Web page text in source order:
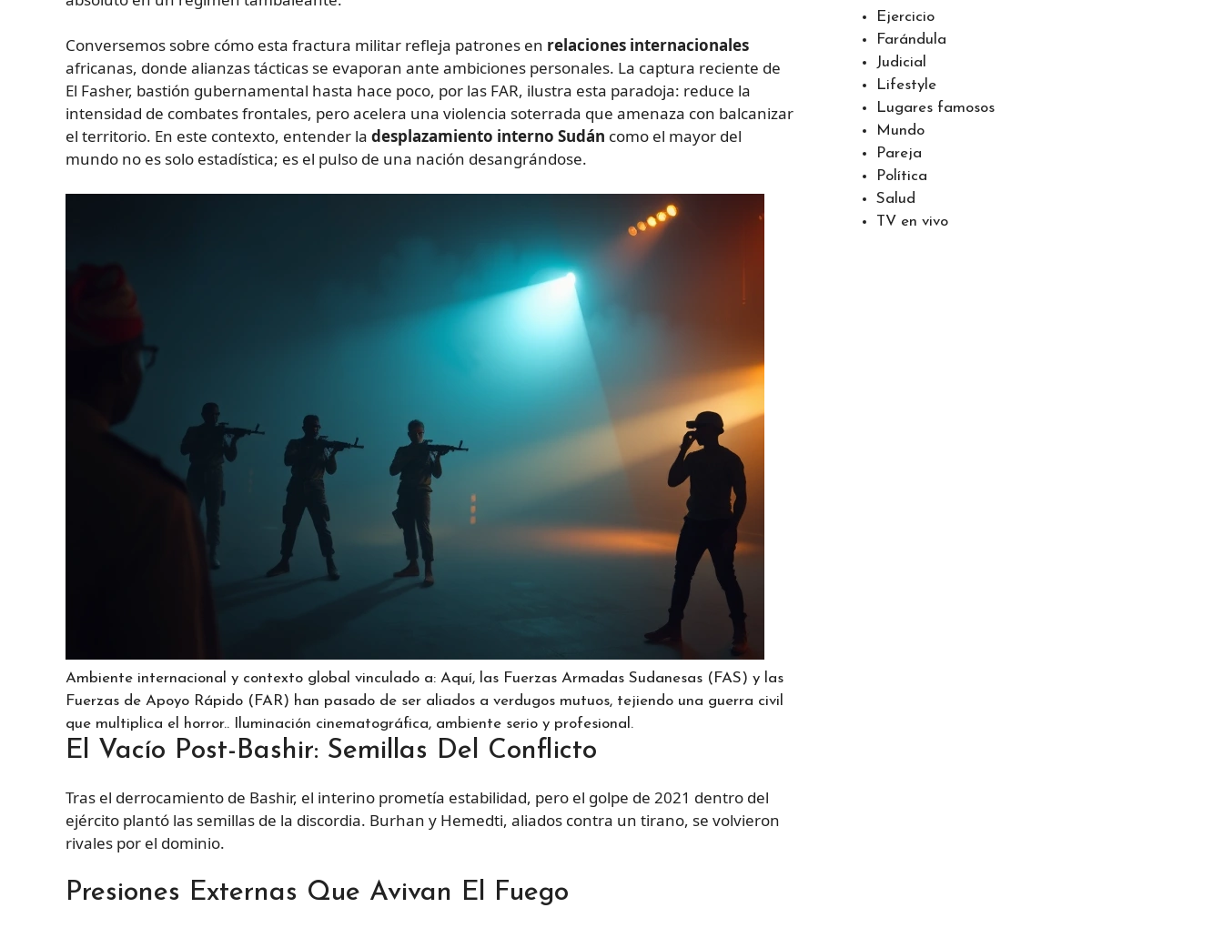
Conversemos sobre cómo esta fractura militar refleja patrones en relaciones internacionales
africanas, donde alianzas tácticas se evaporan ante ambiciones personales. La captura reciente de
El Fasher, bastión gubernamental hasta hace poco, por las FAR, ilustra esta paradoja: reduce la
intensidad de combates frontales, pero acelera una violencia soterrada que amenaza con balcanizar
el territorio. En este contexto, entender la desplazamiento interno Sudán como el mayor del
mundo no es solo estadística; es el pulso de una nación desangrándose.
Ambiente internacional y contexto global vinculado a: Aquí, las Fuerzas Armadas Sudanesas (FAS) y las
Fuerzas de Apoyo Rápido (FAR) han pasado de ser aliados a verdugos mutuos, tejiendo una guerra civil
que multiplica el horror.. Iluminación cinematográfica, ambiente serio y profesional.
El Vacío Post-Bashir: Semillas Del Conflicto
Tras el derrocamiento de Bashir, el interino prometía estabilidad, pero el golpe de 2021 dentro del
ejército plantó las semillas de la discordia. Burhan y Hemedti, aliados contra un tirano, se volvieron
rivales por el dominio.
Presiones Externas Que Avivan El Fuego
Ejercicio
Farándula
Judicial
Lifestyle
Lugares famosos
Mundo
Pareja
Política
Salud
TV en vivo